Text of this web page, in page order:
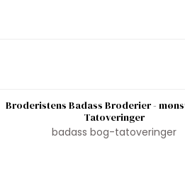
Broderistens Badass Broderier -
Tatoveringer
badass bog-tatoveringer